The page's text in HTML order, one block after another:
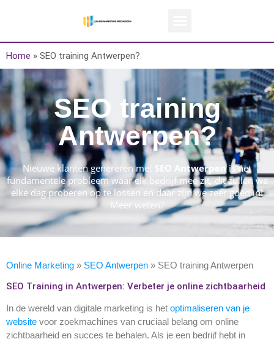
Home » SEO training Antwerpen?
SEO training
Antwerpen?
Nieuwe klanten genereren met SEO Antwerpenis het
fundamentele probleem waar elk bedrijf mee zit, dit zullen we
elke dag proberen op te lossen en daar zijn we zeer goed in!
Meer weten?
Online Marketing » SEO Antwerpen » SEO training Antwerpen
SEO Training in Antwerpen: Verbeter je online zichtbaarheid
In de wereld van digitale marketing is het optimaliseren van je
website voor zoekmachines van cruciaal belang om online
zichtbaarheid en succes te behalen. Als je een bedrijf hebt in